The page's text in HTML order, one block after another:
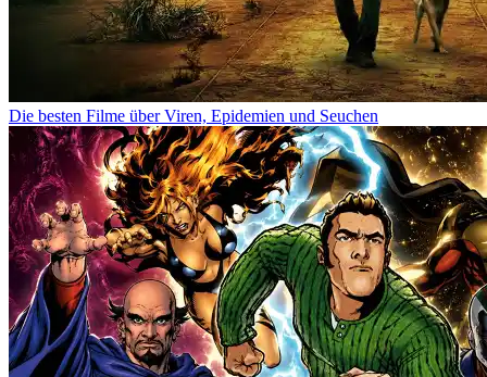
Die besten Filme über Viren, Epidemien und Seuchen